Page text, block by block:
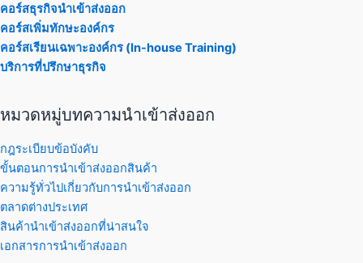
คอร์สธุรกิจนำเข้าส่งออก
คอร์สเพิ่มทักษะองค์กร
คอร์สเรียนเฉพาะองค์กร (In-house Training)
บริการที่ปรึกษาธุรกิจ
หมวดหมู่บทความนำเข้าส่งออก
กฎระเบียบข้อบังคับ
ขั้นตอนการนำเข้าส่งออกสินค้า
ความรู้ทั่วไปเกี่ยวกับการนำเข้าส่งออก
ตลาดต่างประเทศ
สินค้านำเข้าส่งออกที่น่าสนใจ
เอกสารการนำเข้าส่งออก